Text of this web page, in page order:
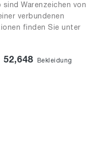
sind Warenzeichen von
verbundenen
finden Sie unter
52,648 Bekleidung